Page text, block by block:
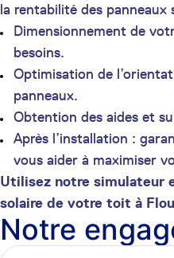
la rentabilité des panneaux
Dimensionnement de
besoins.
Optimisation de
panneaux.
Obtention des aides et
Après l’installation :
vous aider à maximiser
Utilisez notre simulateur
solaire de votre toit à
Notre